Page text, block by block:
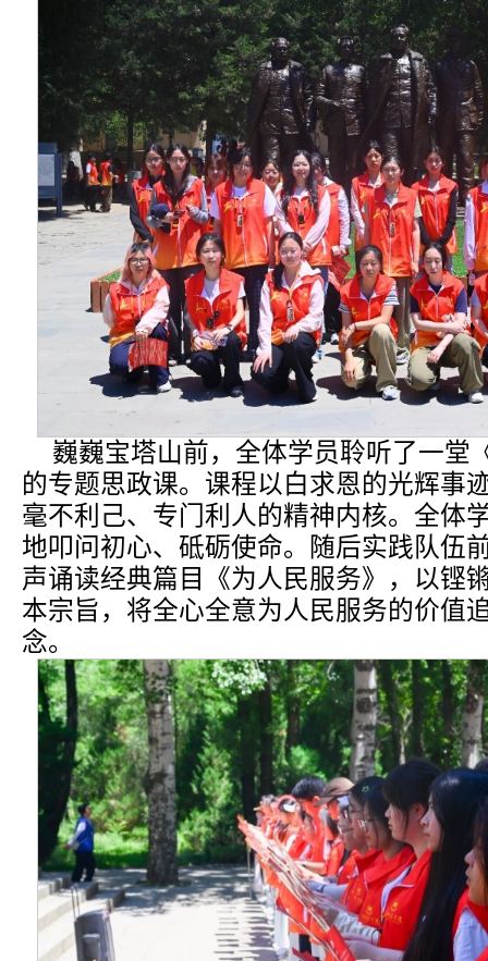
巍巍宝塔山前，全体学员聆听了一堂
的专题思政课。课程以白求恩的光辉事
毫不利己、专门利人的精神内核。全体
地叩问初心、砥砺使命。随后实践队伍
声诵读经典篇目《为人民服务》，以铿
本宗旨，将全心全意为人民服务的价值
念。